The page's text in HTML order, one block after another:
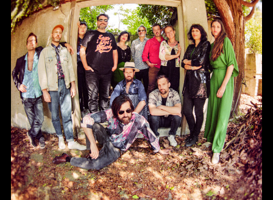
« X »